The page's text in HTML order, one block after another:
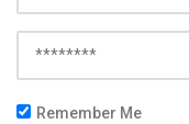
Remember Me